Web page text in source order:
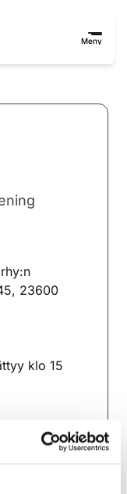
Meny
23600
klo 15